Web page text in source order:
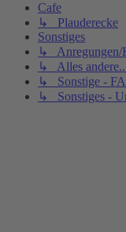
Cafe
↳ Plauderecke
Sonstiges
↳ Anregungen/
↳ Alles
↳ Sonstige -
↳ Sonstiges -